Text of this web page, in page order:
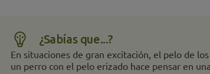
¿Sabías que...?
En situaciones de gran excitación, el pelo de
un perro con el pelo erizado hace pensar en